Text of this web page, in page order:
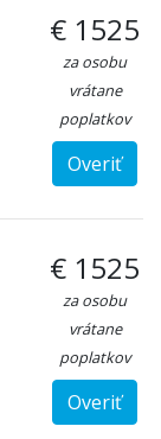
€ 1525
za osobu
vrátane
poplatkov
Overiť
€ 1525
za osobu
vrátane
poplatkov
Overiť